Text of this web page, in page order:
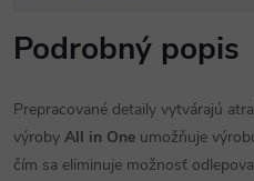
Podrobný popis
Prepracované detaily vytvárajú
výroby All in One umožňuje
čím sa eliminuje možnosť